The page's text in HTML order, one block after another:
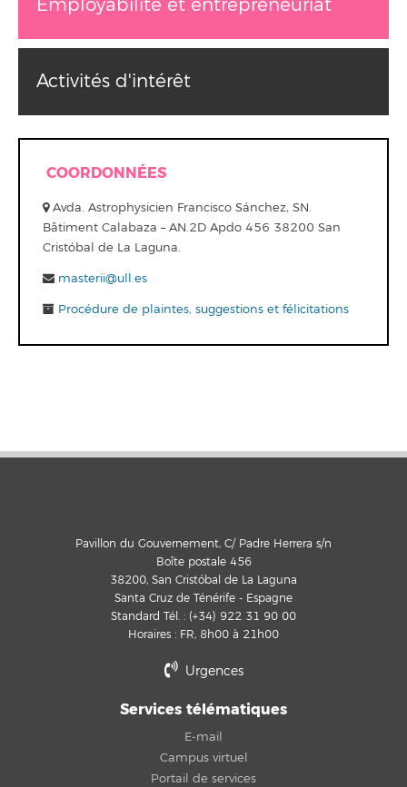
Employabilité et entrepreneuriat
Activités d'intérêt
COORDONNÉES
Avda. Astrophysicien Francisco Sánchez, SN.
Bâtiment Calabaza – AN.2D Apdo 456 38200 San
Cristóbal de La Laguna.
masterii@ull.es
Procédure de plaintes, suggestions et félicitations
Pavillon du Gouvernement, C/ Padre Herrera s/n
Boîte postale 456
38200, San Cristóbal de La Laguna
Santa Cruz de Ténérife - Espagne
Standard Tél. : (+34) 922 31 90 00
Horaires : FR, 8h00 à 21h00
Urgences
Services télématiques
E-mail
Campus virtuel
Portail de services